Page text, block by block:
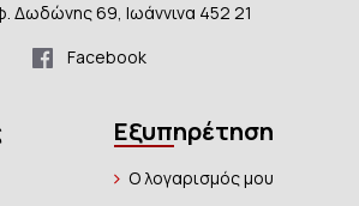
Δωδώνης 69, Ιωάννινα 452 21
Facebook
Εξυπηρέτηση
Ο λογαρισμός μου